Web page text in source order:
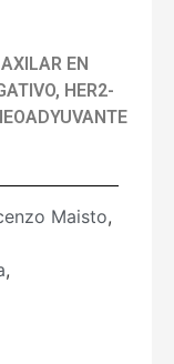
EN
HER2-
Maisto,
,